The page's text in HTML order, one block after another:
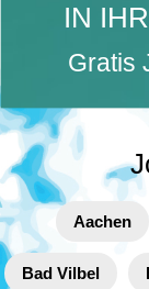
IN
Gratis
Aachen
Bad Vilbel